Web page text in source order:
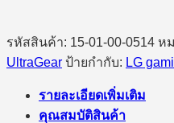
รหัสสินค้า: 15-01-00-0514 ห
UltraGear ป้ายกำกับ: LG
รายละเอียดเพิ่มเติม
คุณสมบัติสินค้า